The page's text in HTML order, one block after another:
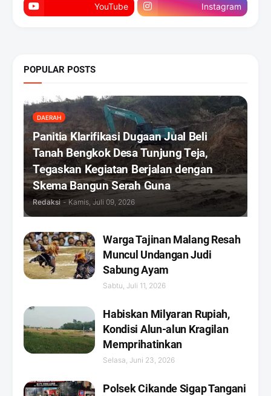
YouTube Instagram
POPULAR POSTS
DAERAH
Panitia Klarifikasi Dugaan Jual Beli
Tanah Bengkok Desa Tunjung Teja,
Tegaskan Kegiatan Berjalan dengan
Skema Bangun Serah Guna
Redaksi - Kamis, Juli 09, 2026
Warga Tajinan Malang Resah
Muncul Undangan Judi
Sabung Ayam
Sabtu, Juli 11, 2026
Habiskan Milyaran Rupiah,
Kondisi Alun-alun Kragilan
Memprihatinkan
Selasa, Juni 23, 2026
Polsek Cikande Sigap Tangani